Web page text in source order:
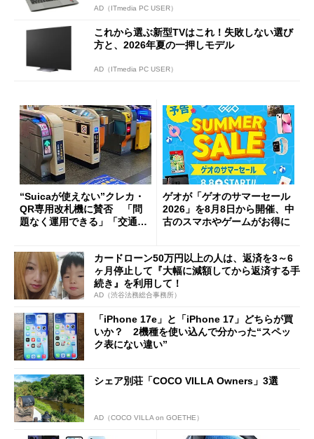
AD（ITmedia PC USER）
これから選ぶ新型TVはこれ！失敗しない選び
方と、2026年夏の一押しモデル
AD（ITmedia PC USER）
“Suicaが使えない”クレカ・
QR専用改札機に賛否 「問
題なく運用できる」「交通系I
ゲオが「ゲオのサマーセール
2026」を8月8日から開催、中
古のスマホやゲームがお得に
カードローン50万円以上の人は、返済を3～6
ヶ月停止して『大幅に減額してから返済する手
続き』を利用して！
AD（渋谷法務総合事務所）
「iPhone 17e」と「iPhone 17」どちらが買
いか？ 2機種を使い込んで分かった“スペッ
ク表にない違い”
シェア別荘「COCO VILLA Owners」3選
AD（COCO VILLA on GOETHE）